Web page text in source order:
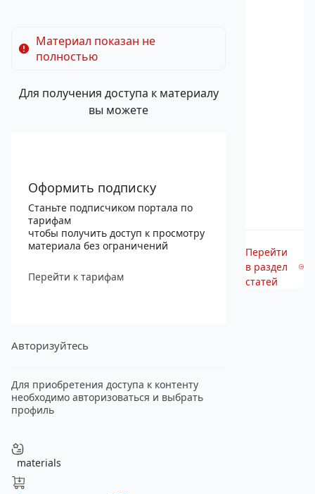
Материал показан не
полностью
Для получения доступа к материалу
вы можете
Оформить подписку
Станьте подписчиком портала по
тарифам
чтобы получить доступ к просмотру
материала без ограничений
Перейти к тарифам
Авторизуйтесь
Для приобретения доступа к контенту
необходимо авторизоваться и выбрать
профиль
materials
Перейти
в раздел
статей